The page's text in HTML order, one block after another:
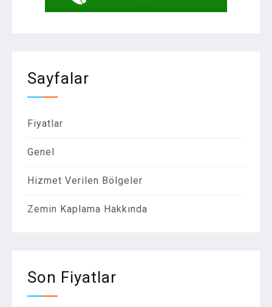
Sayfalar
Fiyatlar
Genel
Hizmet Verilen Bölgeler
Zemin Kaplama Hakkında
Son Fiyatlar